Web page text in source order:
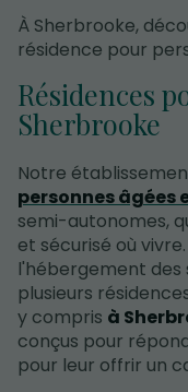
À Sherbrooke,
résidence pour
Résidences
Sherbrooke
Notre
personnes âgées
semi-autonomes,
et sécurisé où
l'hébergement des
plusieurs
y compris à
conçus pour
pour leur offrir un